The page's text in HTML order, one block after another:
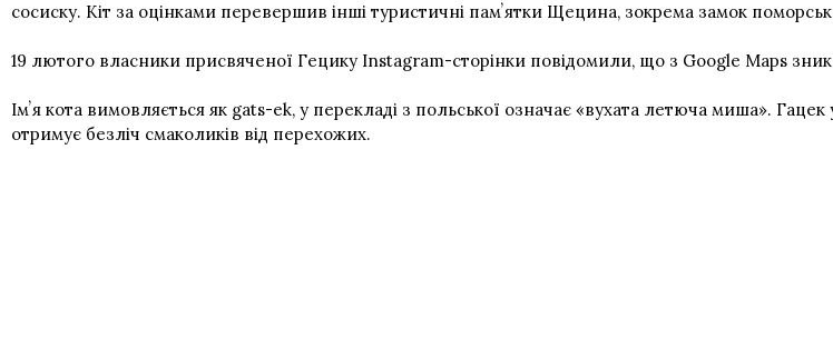
сосиску. Кіт за оцінками перевершив інші туристичні памʼятки Щецина, зокрема замок
19 лютого власники присвяченої Гецику Instagram-сторінки повідомили, що з Google Maps
Імʼя кота вимовляється як gats-ek, у перекладі з польської означає «вухата летюча миша».
отримує безліч смаколиків від перехожих.